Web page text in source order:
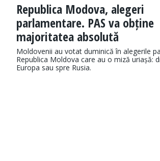
Republica Modova, alegeri
parlamentare. PAS va obține
majoritatea absolută
Moldovenii au votat duminică în alegerile
Republica Moldova care au o miză uriașă:
Europa sau spre Rusia.